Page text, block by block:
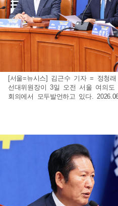
[서울=뉴시스] 김근수 기자 = 정청
선대위원장이 3일 오전 서울 여의도
회의에서 모두발언하고 있다.